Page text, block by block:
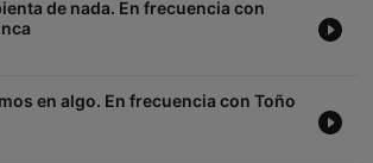
de nada. En frecuencia con
en algo. En frecuencia con Toño